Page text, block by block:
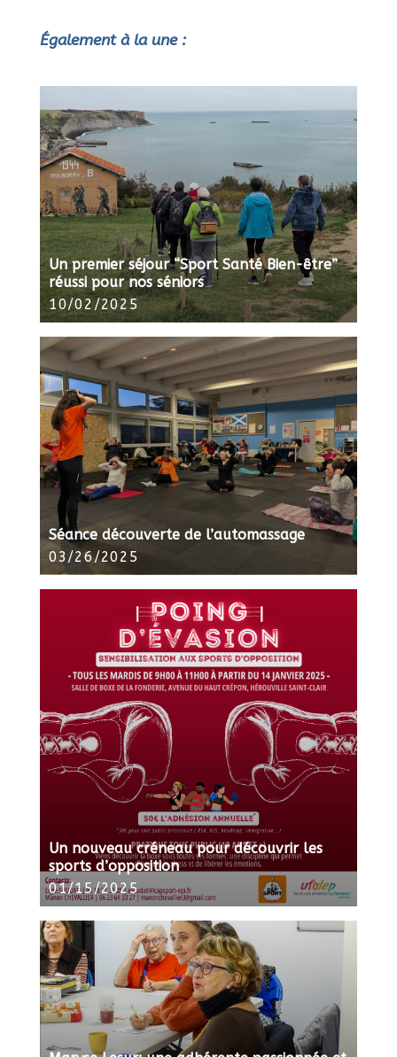
Également à la une :
Un premier séjour “Sport Santé Bien-être”
réussi pour nos séniors
10/02/2025
Séance découverte de l’automassage
03/26/2025
Un nouveau créneau pour découvrir les
sports d’opposition
01/15/2025